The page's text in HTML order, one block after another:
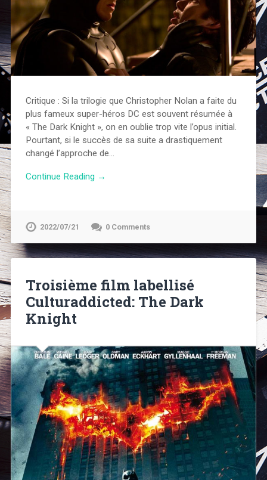
Critique : Si la trilogie que Christopher Nolan a faite du
plus fameux super-héros DC est souvent résumée à
« The Dark Knight », on en oublie trop vite l’opus initial.
Pourtant, si le succès de sa suite a drastiquement
changé l’approche de…
Continue Reading →
2022/07/21 0 Comments
Troisième film labellisé
Culturaddicted: The Dark
Knight